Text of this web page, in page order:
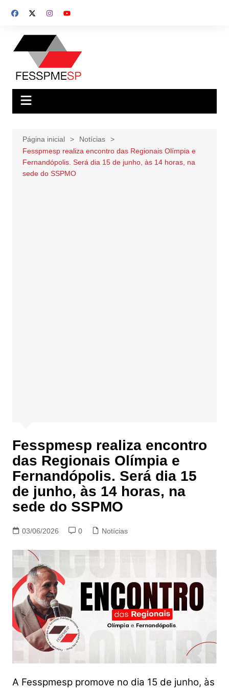
para
conteúdo
Página inicial
Notícias
Fesspmesp realiza encontro das Regionais Olímpia e
Fernandópolis. Será dia 15 de junho, às 14 horas, na
sede do SSPMO
Fesspmesp realiza encontro
das Regionais Olímpia e
Fernandópolis. Será dia 15
de junho, às 14 horas, na
sede do SSPMO
03/06/2026 0 Notícias
A Fesspmesp promove no dia 15 de junho, às